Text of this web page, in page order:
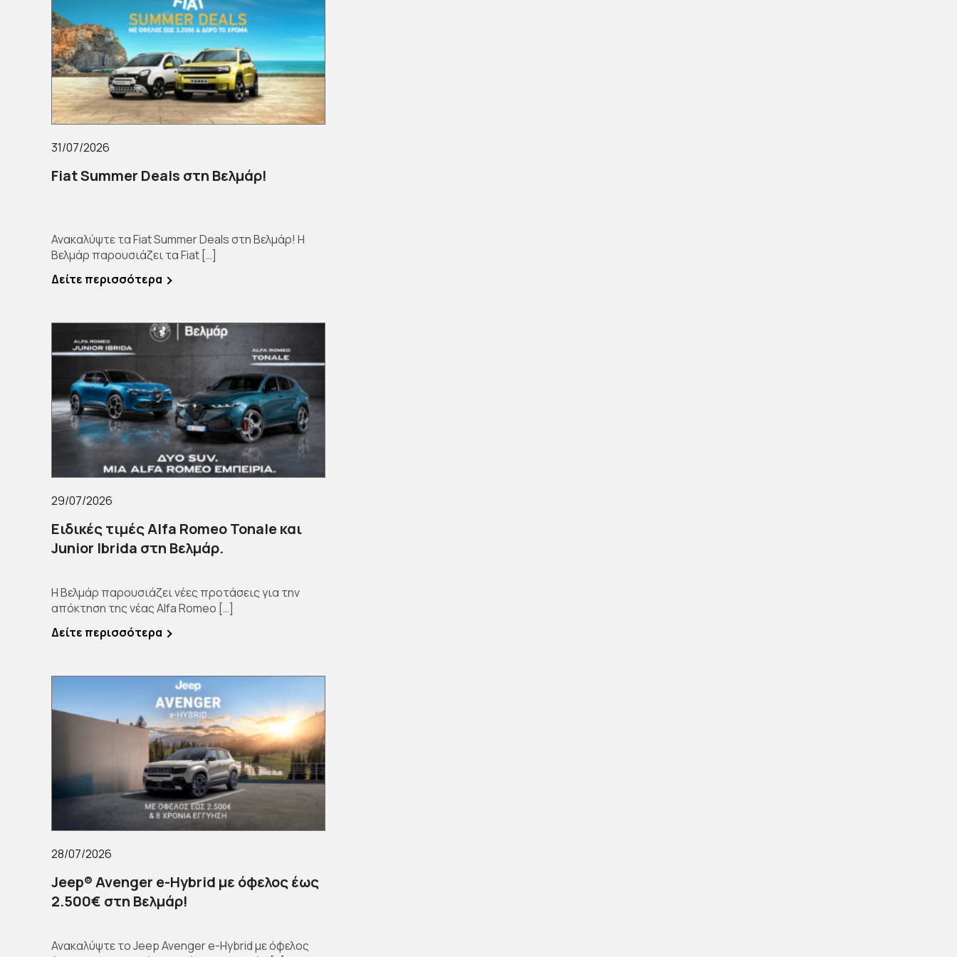
31/07/2026
Fiat Summer Deals στη Βελμάρ!
Ανακαλύψτε τα Fiat Summer Deals στη Βελμάρ! Η
Βελμάρ παρουσιάζει τα Fiat […]
Δείτε περισσότερα
29/07/2026
Ειδικές τιμές Alfa Romeo Tonale και
Junior Ibrida στη Βελμάρ.
Η Βελμάρ παρουσιάζει νέες προτάσεις για την
απόκτηση της νέας Alfa Romeo […]
Δείτε περισσότερα
28/07/2026
Jeep® Avenger e-Hybrid με όφελος έως
2.500€ στη Βελμάρ!
Ανακαλύψτε το Jeep Avenger e-Hybrid με όφελος